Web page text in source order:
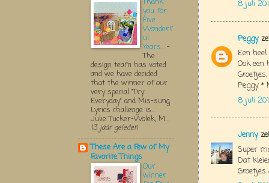
8 juli
Peggy
Een
Ook een
Groetjes,
Peggy *
8 juli
Jennyzei
Super
Dat
Groetjes
Thank
you for
Five
Wonderf
ul
Years... -
The
design team has voted
and we have decided
that the winner of our
very special "Try
Everyday" and Mis-sung
Lyrics challenge is...
Julie Tucker-Wolek, M...
13 jaar geleden
These Are a Few of My
Favorite Things
Our
winner